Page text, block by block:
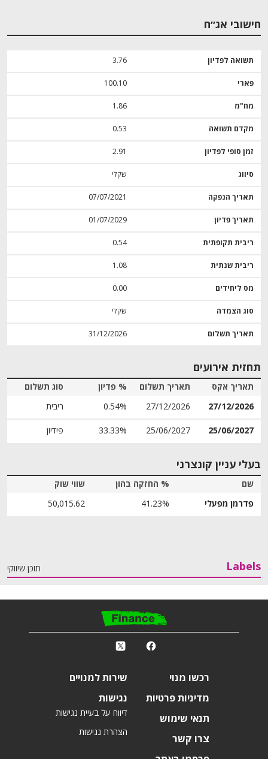
חישובי אג״ח
תשואה לפדיון 3.76
פארי 100.10
מח"מ 1.86
מקדם תשואה 0.53
זמן סופי לפדיון 2.91
סיווג שקלי
תאריך הנפקה 07/07/2021
תאריך פדיון 01/07/2029
ריבית תקופתית 0.54
ריבית שנתית 1.08
מס ליחידים 0.00
סוג הצמדה שקלי
תאריך תשלום 31/12/2026
תחזית אירועים
תאריך אקס תאריך תשלום % פדיון
סוג תשלום
27/12/2026
27/12/2026
0.54% ריבית
25/06/2027
25/06/2027
33.33% פידיון
בעלי עניין קונצרני
שם % החזקה בהון
שווי שוק
פדרמן מפעלי
41.23%
50,015.62
Labels תוכן שיווקי
רכשו מנוי
מדיניות פרטיות
תנאי שימוש
צרו קשר
שירות למנויים
נגישות
דיווח על בעיית נגישות
הצהרת נגישות